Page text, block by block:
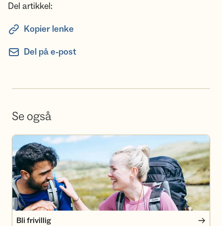
Del artikkel:
Kopier lenke
Del på e-post
Se også
Bli frivillig
Bli frivillig